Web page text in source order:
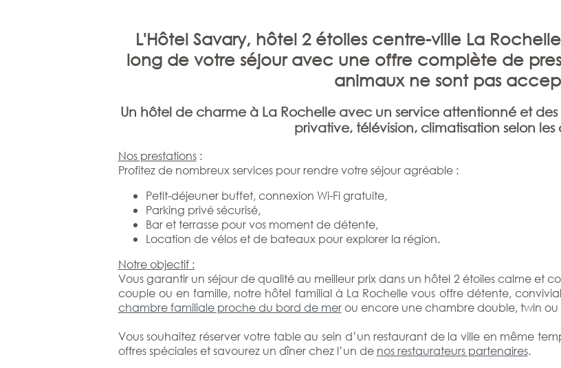
L'Hôtel Savary, hôtel 2 étoiles centre-ville La
long de votre séjour avec une offre complète de
animaux ne sont pas
Un hôtel de charme à La Rochelle avec un service attentionné et
privative, télévision, climatisation selon les
Nos prestations:
Profitez de nombreux services pour rendre votre séjour agréable :
Petit-déjeuner buffet, connexion Wi-Fi gratuite,
Parking privé sécurisé,
Bar et terrasse pour vos moment de détente,
Location de vélos et de bateaux pour explorer la région.
Notre objectif :
Vous garantir un séjour de qualité au meilleur prix dans un hôtel 2 étoiles calme et
couple ou en famille, notre hôtel familial à La Rochelle vous offre détente,
chambre familiale proche du bord de merou encore une chambre double, twin ou
Vous souhaitez réserver votre table au sein d’un restaurant de la ville en même
offres spéciales et savourez un dîner chez l’un de nos restaurateurs partenaires.